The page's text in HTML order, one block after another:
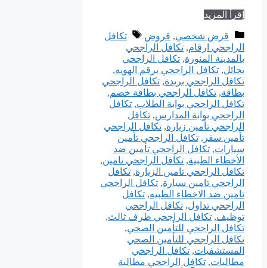
إقرأ المزيد
التصنيفات
قرض شخصي, قروض الوسوم
تكافل
الراجحي ارقام, تكافل الراجحي
بالمدينة المنورة, تكافل الراجحي
بحائل, تكافل الراجحي برقم الهويه,
تكافل الراجحي بريدة, تكافل الراجحي
بطاقة, تكافل الراجحي بطاقة خصم,
تكافل الراجحي بوابة الطلاب, تكافل
الراجحي بوابة المدارس, تكافل
الراجحي تأمين زيارة, تكافل الراجحي
تأمين سفر , تكافل الراجحي تأمين
سيارات, تكافل الراجحي تأمين ضد
الأخطاء الطبية, تكافل الراجحي تامين,
تكافل الراجحي تامين الزيارة, تكافل
الراجحي تامين سيارة, تكافل الراجحي
تامين ضد الاخطاء الطبيه, تكافل
الراجحي تداول, تكافل الراجحي
توظيف, تكافل الراجحي طرف ثالث,
تكافل الراجحي للتأمين الصحي,
تكافل الراجحي للتأمين الصحي
المستشفيات, تكافل الراجحي
مطالبات, تكافل الراجحي مطالبة